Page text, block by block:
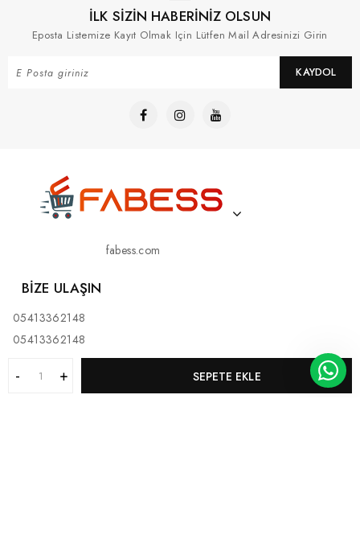
SEPETE EKLE
İLK SİZİN HABERİNİZ OLSUN
Eposta Listemize Kayıt Olmak Için Lütfen Mail Adresinizi Girin
KAYDOL
fabess.com
BIZE ULAŞIN
05413362148
05413362148